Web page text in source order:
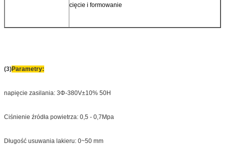
cięcie i formowanie
(3)Parametry:
napięcie zasilania: 3Φ-380V±10% 50H
Ciśnienie źródła powietrza: 0,5 - 0,7Mpa
Długość usuwania lakieru: 0~50 mm